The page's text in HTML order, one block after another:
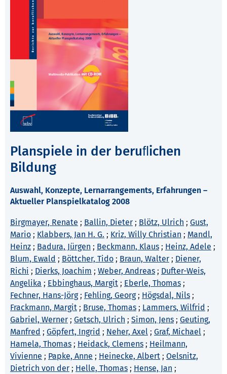
Planspiele in der beruﬂichen
Bildung
Auswahl, Konzepte, Lernarrangements, Erfahrungen –
Aktueller Planspielkatalog 2008
Birgmayer, Renate ; Ballin, Dieter ; Blötz, Ulrich ; Gust,
Mario ; Klabbers, Jan H. G. ; Kriz, Willy Christian ; Mandl,
Heinz ; Badura, Jürgen ; Beckmann, Klaus ; Heinz, Adele ;
Blum, Ewald ; Böttcher, Tido ; Braun, Walter ; Diener,
Richi ; Dierks, Joachim ; Weber, Andreas ; Dufter-Weis,
Angelika ; Ebbinghaus, Margit ; Eberle, Thomas ;
Fechner, Hans-Jörg; Fehling, Georg; Högsdal, Nils ;
Frackmann, Margit ; Bruse, Thomas ; Lammers, Wilfrid ;
Gabriel, Werner ; Getsch, Ulrich ; Simon, Jens ; Geuting,
Manfred ; Göpfert, Ingrid ; Neher, Axel ; Graf, Michael ;
Hamela, Thomas ; Heidack, Clemens ; Heilmann,
Vivienne ; Papke, Anne ; Heinecke, Albert ; Oelsnitz,
Dietrich von der ; Helle, Thomas ; Hense, Jan ;